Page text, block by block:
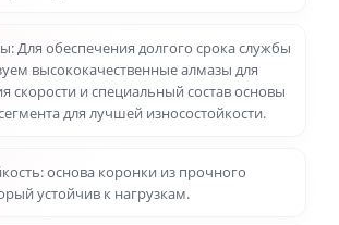
Для обеспечения долгого срока службы
высококачественные алмазы для
скорости и специальный состав основы
для лучшей износостойкости.
основа коронки из прочного
устойчив к нагрузкам.